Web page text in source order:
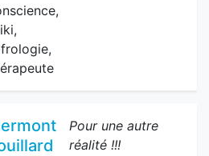
Pour une autre
réalité !!!